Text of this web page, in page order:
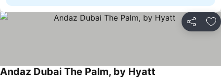
Partilhar
Andaz Dubai The Palm, by Hyatt